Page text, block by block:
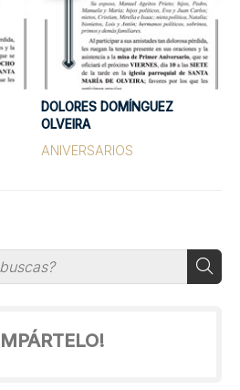
DOLORES DOMÍNGUEZ
OLVEIRA
ANIVERSARIOS